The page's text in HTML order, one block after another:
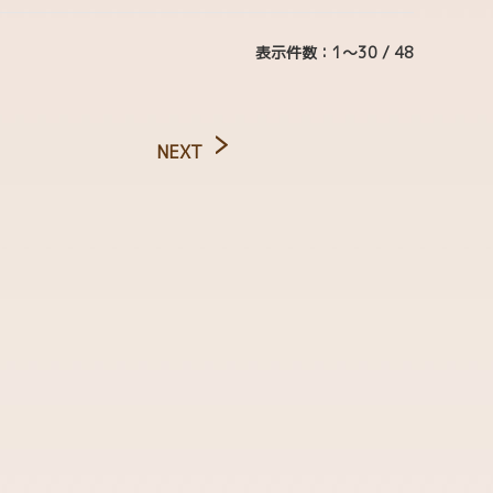
表示件数：1～30 / 48
NEXT